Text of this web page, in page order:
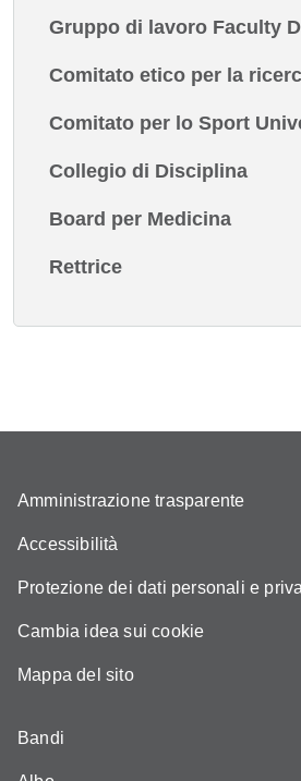
Gruppo di lavoro Faculty
Comitato etico per la
Comitato per lo Sport
Collegio di Disciplina
Board per Medicina
Rettrice
Amministrazione trasparente
Accessibilità
Protezione dei dati personali e
Cambia idea sui cookie
Mappa del sito
Bandi